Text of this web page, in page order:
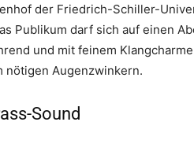
der Friedrich-Schiller-
Publikum darf sich auf einen
und mit feinem Klangcharme
nötigen Augenzwinkern.
Sound